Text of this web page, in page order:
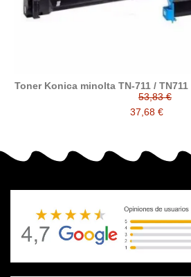
Toner Konica minolta TN-711 /
/ A3VU250 / A3VU350 /
53,83 €
37,68 €